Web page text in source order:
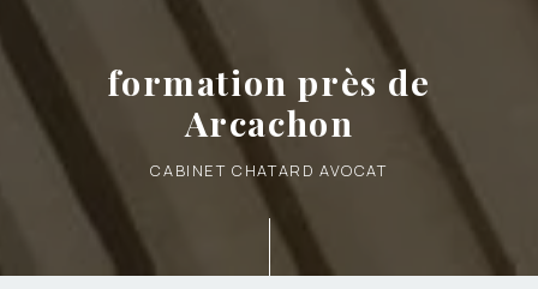
formation près de
Arcachon
CABINET CHATARD AVOCAT